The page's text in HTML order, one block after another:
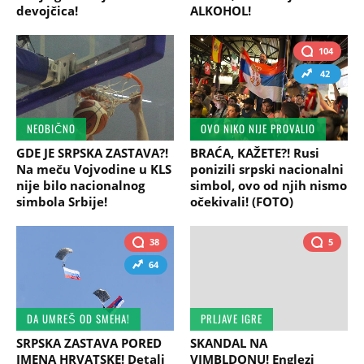
devojčica!
ALKOHOL!
NEOBIČNO
GDE JE SRPSKA ZASTAVA?!
Na meču Vojvodine u KLS
nije bilo nacionalnog
simbola Srbije!
104
42
OVO NIKO NIJE PROVALIO
BRAĆA, KAŽETE?! Rusi
ponizili srpski nacionalni
simbol, ovo od njih nismo
očekivali! (FOTO)
38
64
DA UMREŠ OD SMEHA!
SRPSKA ZASTAVA PORED
IMENA HRVATSKE! Detalj
5
PRLJAVE IGRE
SKANDAL NA
VIMBLDONU! Englezi